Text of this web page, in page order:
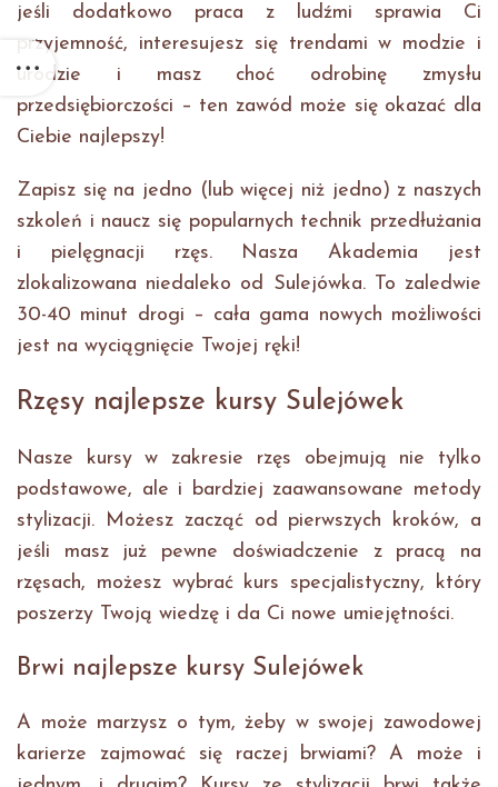
jeśli dodatkowo praca z ludźmi sprawia Ci
przyjemność, interesujesz się trendami w modzie i
urodzie i masz choć odrobinę zmysłu
przedsiębiorczości – ten zawód może się okazać dla
Ciebie najlepszy!
Zapisz się na jedno (lub więcej niż jedno) z naszych
szkoleń i naucz się popularnych technik przedłużania
i pielęgnacji rzęs. Nasza Akademia jest
zlokalizowana niedaleko od Sulejówka. To zaledwie
30-40 minut drogi – cała gama nowych możliwości
jest na wyciągnięcie Twojej ręki!
Rzęsy najlepsze kursy Sulejówek
Nasze kursy w zakresie rzęs obejmują nie tylko
podstawowe, ale i bardziej zaawansowane metody
stylizacji. Możesz zacząć od pierwszych kroków, a
jeśli masz już pewne doświadczenie z pracą na
rzęsach, możesz wybrać kurs specjalistyczny, który
poszerzy Twoją wiedzę i da Ci nowe umiejętności.
Brwi najlepsze kursy Sulejówek
A może marzysz o tym, żeby w swojej zawodowej
karierze zajmować się raczej brwiami? A może i